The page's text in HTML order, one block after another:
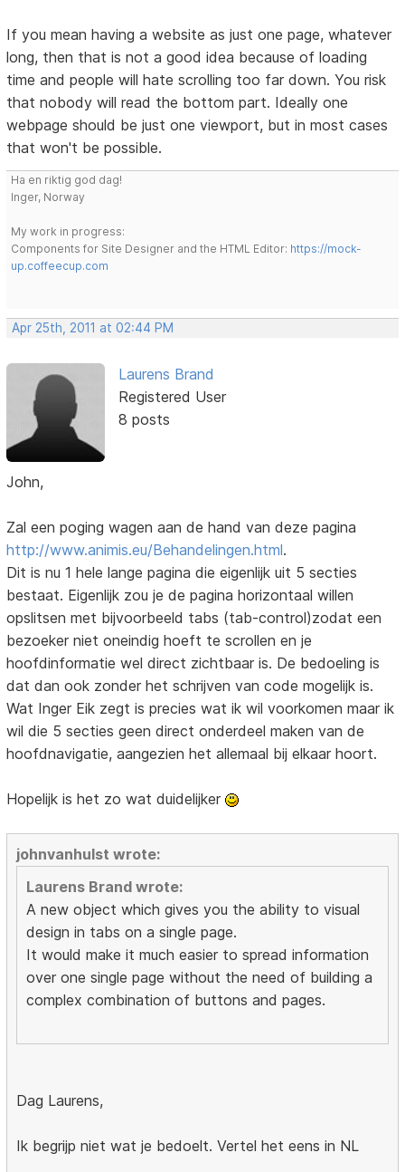
If you mean having a website as just one page, whatever
long, then that is not a good idea because of loading
time and people will hate scrolling too far down. You risk
that nobody will read the bottom part. Ideally one
webpage should be just one viewport, but in most cases
that won't be possible.
Ha en riktig god dag!
Inger, Norway
My work in progress:
Components for Site Designer and the HTML Editor: https://mock-
up.coffeecup.com
Apr 25th, 2011 at 02:44 PM
Laurens Brand
Registered User
8 posts
John,
Zal een poging wagen aan de hand van deze pagina
http://www.animis.eu/Behandelingen.html.
Dit is nu 1 hele lange pagina die eigenlijk uit 5 secties
bestaat. Eigenlijk zou je de pagina horizontaal willen
opslitsen met bijvoorbeeld tabs (tab-control)zodat een
bezoeker niet oneindig hoeft te scrollen en je
hoofdinformatie wel direct zichtbaar is. De bedoeling is
dat dan ook zonder het schrijven van code mogelijk is.
Wat Inger Eik zegt is precies wat ik wil voorkomen maar ik
wil die 5 secties geen direct onderdeel maken van de
hoofdnavigatie, aangezien het allemaal bij elkaar hoort.
Hopelijk is het zo wat duidelijker
johnvanhulst wrote:
Laurens Brand wrote:
A new object which gives you the ability to visual
design in tabs on a single page.
It would make it much easier to spread information
over one single page without the need of building a
complex combination of buttons and pages.
Dag Laurens,
Ik begrijp niet wat je bedoelt. Vertel het eens in NL